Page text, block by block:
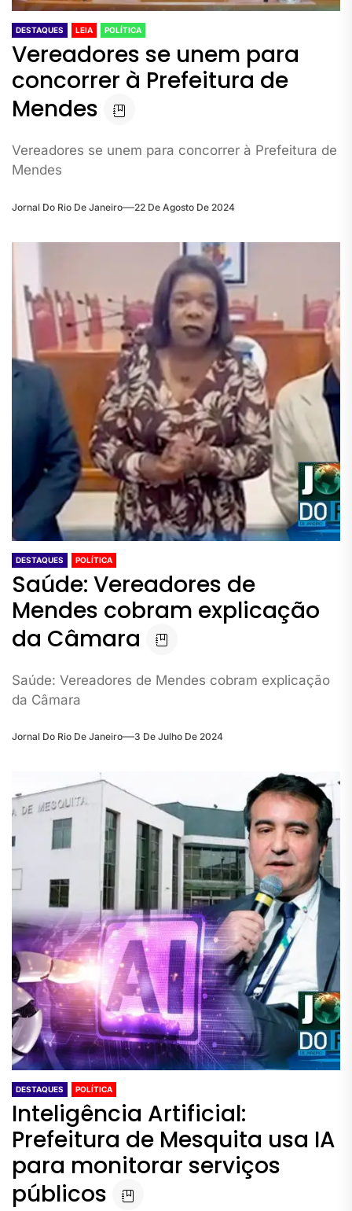
DESTAQUES LEIA POLÍTICA
Vereadores se unem para
concorrer à Prefeitura de
Mendes
Vereadores se unem para concorrer à Prefeitura de
Mendes
Jornal Do Rio De Janeiro 22 De Agosto De 2024
DESTAQUES POLÍTICA
Saúde: Vereadores de
Mendes cobram explicação
da Câmara
Saúde: Vereadores de Mendes cobram explicação
da Câmara
Jornal Do Rio De Janeiro 3 De Julho De 2024
DESTAQUES POLÍTICA
Inteligência Artificial:
Prefeitura de Mesquita usa IA
para monitorar serviços
públicos